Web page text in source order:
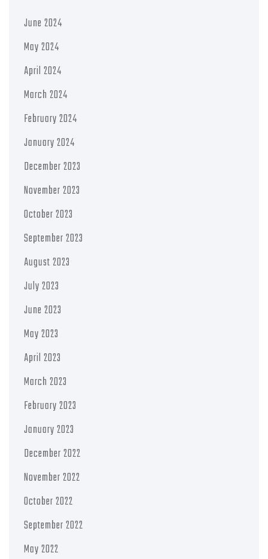
June 2024
May 2024
April 2024
March 2024
February 2024
January 2024
December 2023
November 2023
October 2023
September 2023
August 2023
July 2023
June 2023
May 2023
April 2023
March 2023
February 2023
January 2023
December 2022
November 2022
October 2022
September 2022
May 2022